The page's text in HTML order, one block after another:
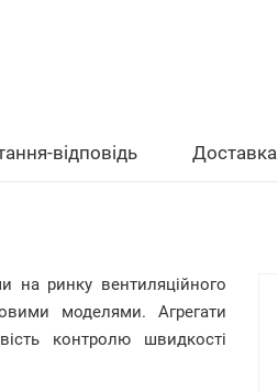
відповідь Доставка
на ринку вентиляційного
моделями. Агрегати
контролю швидкості